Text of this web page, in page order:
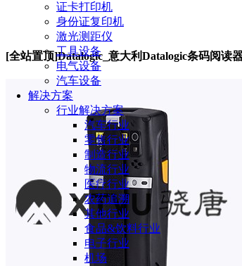
证卡打印机
身份证复印机
激光测距仪
工具设备
电气设备
汽车设备
解决方案
行业解决方案
汽车行业
零售行业
制造行业
物流行业
医疗行业
农药追溯
其他行业
食品&饮料行业
电子行业
机场
[全站置顶]Datalogic_意大利Datalogic条码阅读